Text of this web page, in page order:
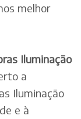
melhor
Iluminação
a
Iluminação
e à